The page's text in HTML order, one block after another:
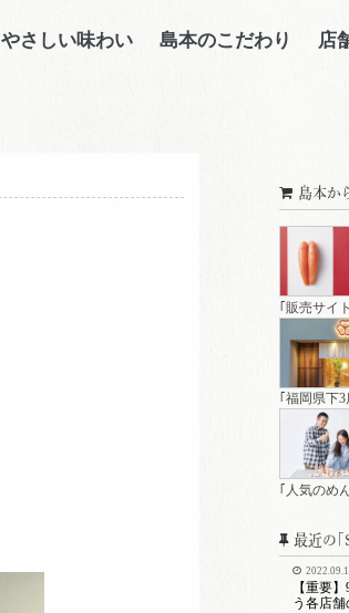
やさしい味わい 島本のこだわり 店
島本か
｢販売サイ
｢福岡県下
｢人気のめ
最近の｢
【重要
う各店